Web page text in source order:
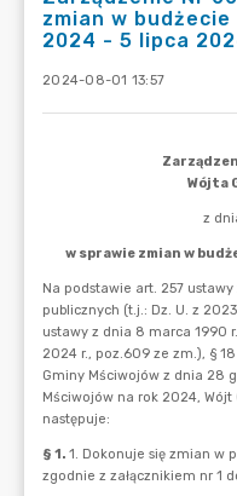
zmian w budżecie
2024 - 5 lipca
2024-08-01 13:57